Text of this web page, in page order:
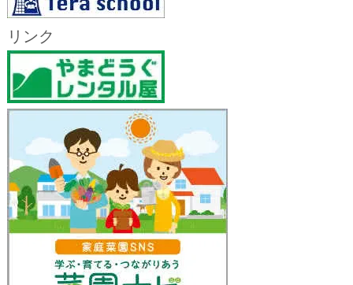
リンク